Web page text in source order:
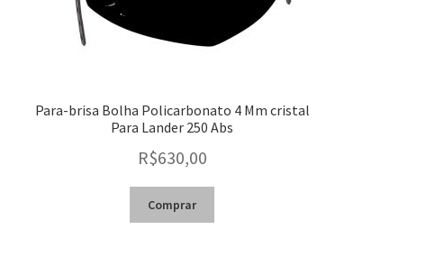
Para-brisa Bolha Policarbonato 4 Mm cristal
Para Lander 250 Abs
R$630,00
Comprar